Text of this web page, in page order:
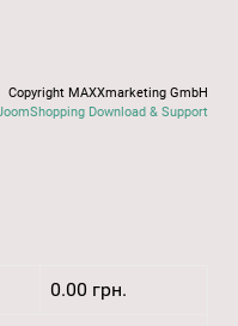
Copyright MAXXmarketing GmbH
Download & Support
0.00 грн.